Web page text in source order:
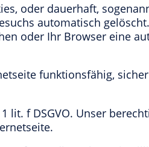
oder dauerhaft,
automatisch gelöscht.
oder Ihr Browser eine
funktionsfähig,
lit. f DSGVO. Unser